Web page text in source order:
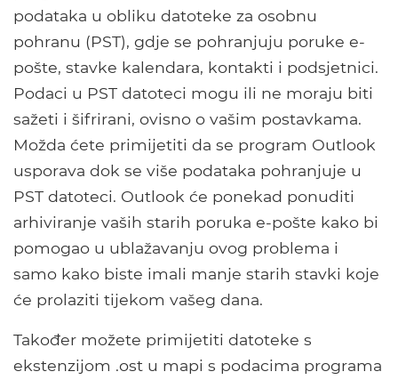
podataka u obliku datoteke za osobnu
pohranu (PST), gdje se pohranjuju poruke e-
pošte, stavke kalendara, kontakti i podsjetnici.
Podaci u PST datoteci mogu ili ne moraju biti
sažeti i šifrirani, ovisno o vašim postavkama.
Možda ćete primijetiti da se program Outlook
usporava dok se više podataka pohranjuje u
PST datoteci. Outlook će ponekad ponuditi
arhiviranje vaših starih poruka e-pošte kako bi
pomogao u ublažavanju ovog problema i
samo kako biste imali manje starih stavki koje
će prolaziti tijekom vašeg dana.
Također možete primijetiti datoteke s
ekstenzijom .ost u mapi s podacima programa